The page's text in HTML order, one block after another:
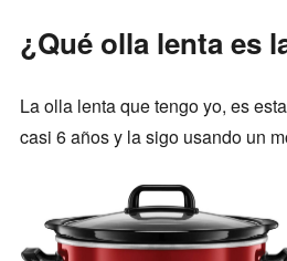
¿Qué olla lenta es
La olla lenta que tengo yo, es
casi 6 años y la sigo usando un